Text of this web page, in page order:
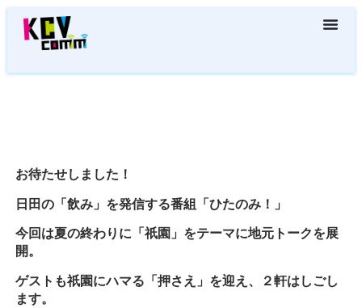
お待たせしました！
日田の「飲み」を発信する番組「ひたのみ！」
今回は夏の終わりに「祇園」をテーマに地元トークを展
開。
ゲストも祇園にハマる「押さえ」を迎え、２軒はしごし
ます。